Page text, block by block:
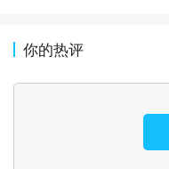
你的热评